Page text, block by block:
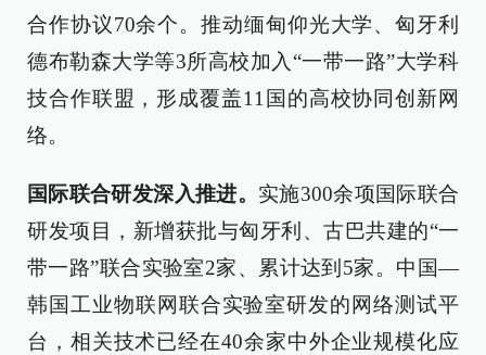
合作协议70余个。推动缅甸仰光大学、匈牙利
德布勒森大学等3所高校加入“一带一路”大学科
技合作联盟，形成覆盖11国的高校协同创新网
络。
国际联合研发深入推进。 实施300余项国际联合
研发项目，新增获批与匈牙利、古巴共建的“一
带一路”联合实验室2家、累计达到5家。中国—
韩国工业物联网联合实验室研发的网络测试平
台，相关技术已经在40余家中外企业规模化应